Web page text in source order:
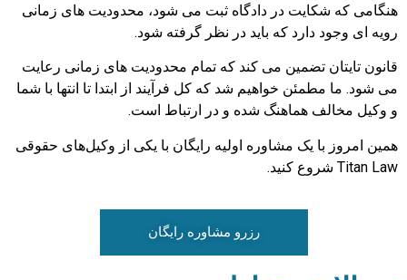
هنگامی که شکایت در دادگاه ثبت می شود، محدودیت های زمانی
رویه ای وجود دارد که باید در نظر گرفته شود.
قانون تایتان تضمین می کند که تمام محدودیت های زمانی رعایت
می شود. ما مطمئن خواهیم شد که کل فرآیند از ابتدا تا انتها با شما
و وکیل مخالف هماهنگ شده و در ارتباط است.
همین امروز با یک مشاوره اولیه رایگان با یکی از وکیل‌های حقوقی
Titan Law شروع کنید.
رزرو مشاوره رایگان